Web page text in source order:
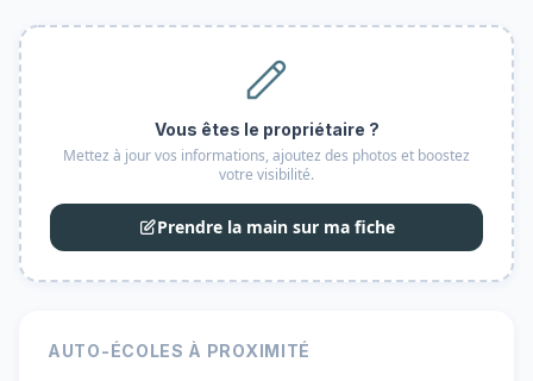
Vous êtes le propriétaire ?
Mettez à jour vos informations, ajoutez des photos et boostez
votre visibilité.
Prendre la main sur ma fiche
AUTO-ÉCOLES À PROXIMITÉ